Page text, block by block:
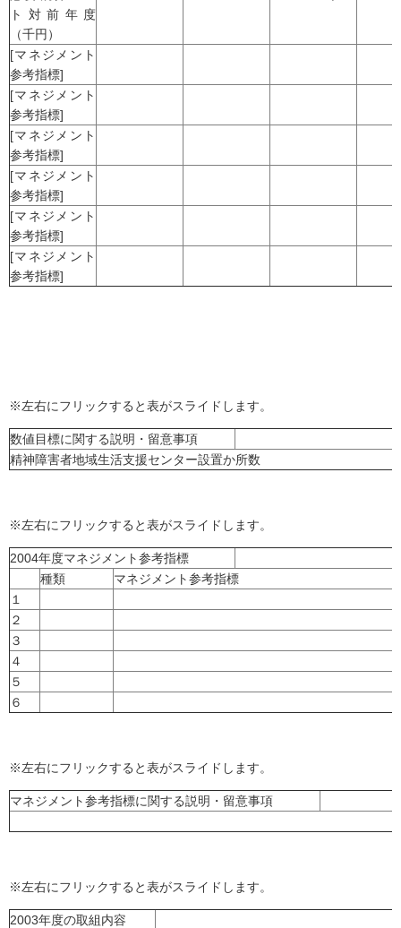
ト対前年度
（千円）
[マネジメント
参考指標]
[マネジメント
参考指標]
[マネジメント
参考指標]
[マネジメント
参考指標]
[マネジメント
参考指標]
[マネジメント
参考指標]
※左右にフリックすると表がスライドします。
数値目標に関する説明・留意事項
精神障害者地域生活支援センター設置か所数
※左右にフリックすると表がスライドします。
2004年度マネジメント参考指標
種類
マネジメント参考指標
１
２
３
４
５
６
※左右にフリックすると表がスライドします。
マネジメント参考指標に関する説明・留意事項
※左右にフリックすると表がスライドします。
2003年度の取組内容